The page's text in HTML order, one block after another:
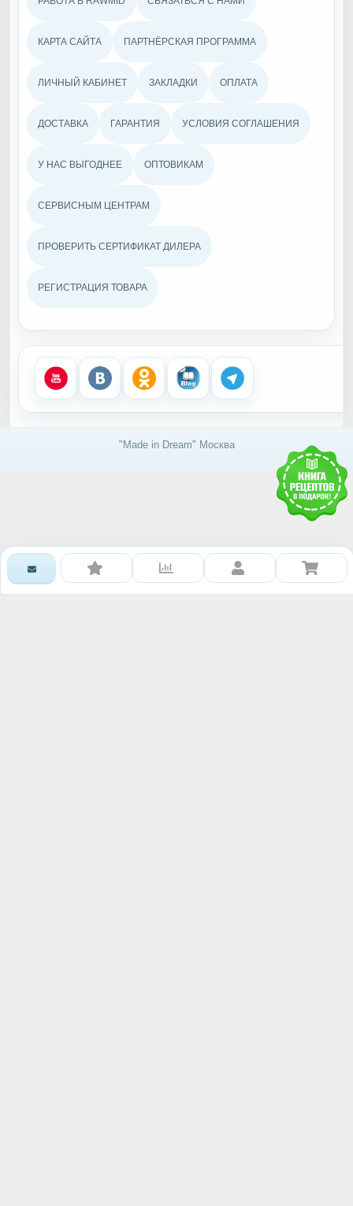
КАРТА САЙТА ПАРТНЁРСКАЯ ПРОГРАММА
ЛИЧНЫЙ КАБИНЕТ ЗАКЛАДКИ ОПЛАТА
ДОСТАВКА ГАРАНТИЯ УСЛОВИЯ СОГЛАШЕНИЯ
У НАС ВЫГОДНЕЕ ОПТОВИКАМ
СЕРВИСНЫМ ЦЕНТРАМ
ПРОВЕРИТЬ СЕРТИФИКАТ ДИЛЕРА
РЕГИСТРАЦИЯ ТОВАРА
"Made in Dream" Москва